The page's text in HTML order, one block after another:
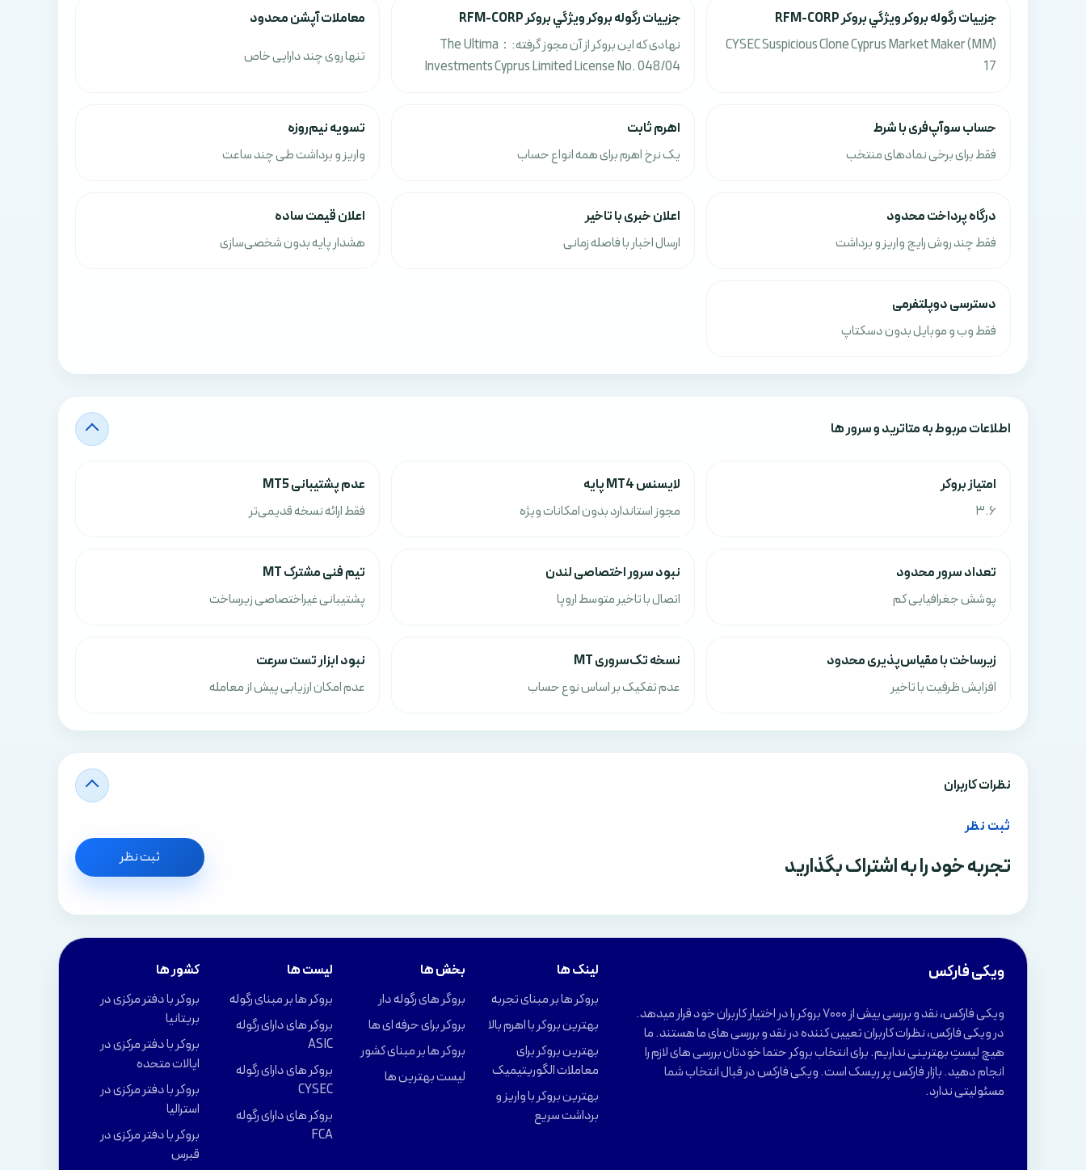
جزييات رگوله بروکر ويژگي بروکر RFM-CORP
CYSEC Suspicious Clone Cyprus Market Maker (MM)
17
جزييات رگوله بروکر ويژگي بروکر RFM-CORP
نهادی که این بروکر از آن مجوز گرفته:：The Ultima
Investments Cyprus Limited License No. 048/04
معاملات آپشن محدود
تنها روی چند دارایی خاص
حساب سوآپ‌فری با شرط
فقط برای برخی نمادهای منتخب
اهرم ثابت
یک نرخ اهرم برای همه انواع حساب
تسویه نیم‌روزه
واریز و برداشت طی چند ساعت
درگاه پرداخت محدود
فقط چند روش رایج واریز و برداشت
اعلان خبری با تاخیر
ارسال اخبار با فاصله زمانی
اعلان قیمت ساده
هشدار پایه بدون شخصی‌سازی
دسترسی دوپلتفرمی
فقط وب و موبایل بدون دسکتاپ
اطلاعات مربوط به متاترید و سرور ها
امتياز بروکر
3.6
لایسنس MT4 پایه
مجوز استاندارد بدون امکانات ویژه
عدم پشتیبانی MT5
فقط ارائه نسخه قدیمی‌تر
تعداد سرور محدود
پوشش جغرافیایی کم
نبود سرور اختصاصی لندن
اتصال با تاخیر متوسط اروپا
تیم فنی مشترک MT
پشتیبانی غیراختصاصی زیرساخت
زیرساخت با مقیاس‌پذیری محدود
افزایش ظرفیت با تاخیر
نسخه تک‌سروری MT
عدم تفکیک بر اساس نوع حساب
نبود ابزار تست سرعت
عدم امکان ارزیابی پیش از معامله
نظرات کاربران
ثبت نظر
تجربه خود را به اشتراک بگذارید ثبت نظر
ویکی فارکس
ویکی فارکس، نقد و بررسی بیش از 7000 بروکر را در اختیار کاربران خود قرار میدهد.
در ویکی فارکس، نظرات کاربران تعیین کننده در نقد و بررسی های ما هستند. ما
هیچ لیستِ بهترینی نداریم. برای انتخاب بروکر حتما خودتان بررسی های لازم را
انجام دهید. بازار فارکس پر ریسک است. ویکی فارکس در قبال انتخاب شما
مسئولیتی ندارد.
لینک ها
بروکر ها بر مبنای تجربه
بهترین بروکر با اهرم بالا
بهترین بروکر برای
معاملات الگوریتیمیک
بهترین بروکر با واریز و
برداشت سریع
بخش ها
بروگر های رگوله دار
بروکر برای حرفه ای ها
بروکر ها بر مبنای کشور
لیست بهترین ها
لیست ها
بروکر ها بر مبنای رگوله
بروکر های دارای رگوله
ASIC
بروکر های دارای رگوله
CYSEC
بروکر های دارای رگوله
FCA
کشور ها
بروکر با دفتر مرکزی در
بریتانیا
بروکر با دفتر مرکزی در
ایالات متحده
بروکر با دفتر مرکزی در
استرالیا
بروکر با دفتر مرکزی در
قبرس